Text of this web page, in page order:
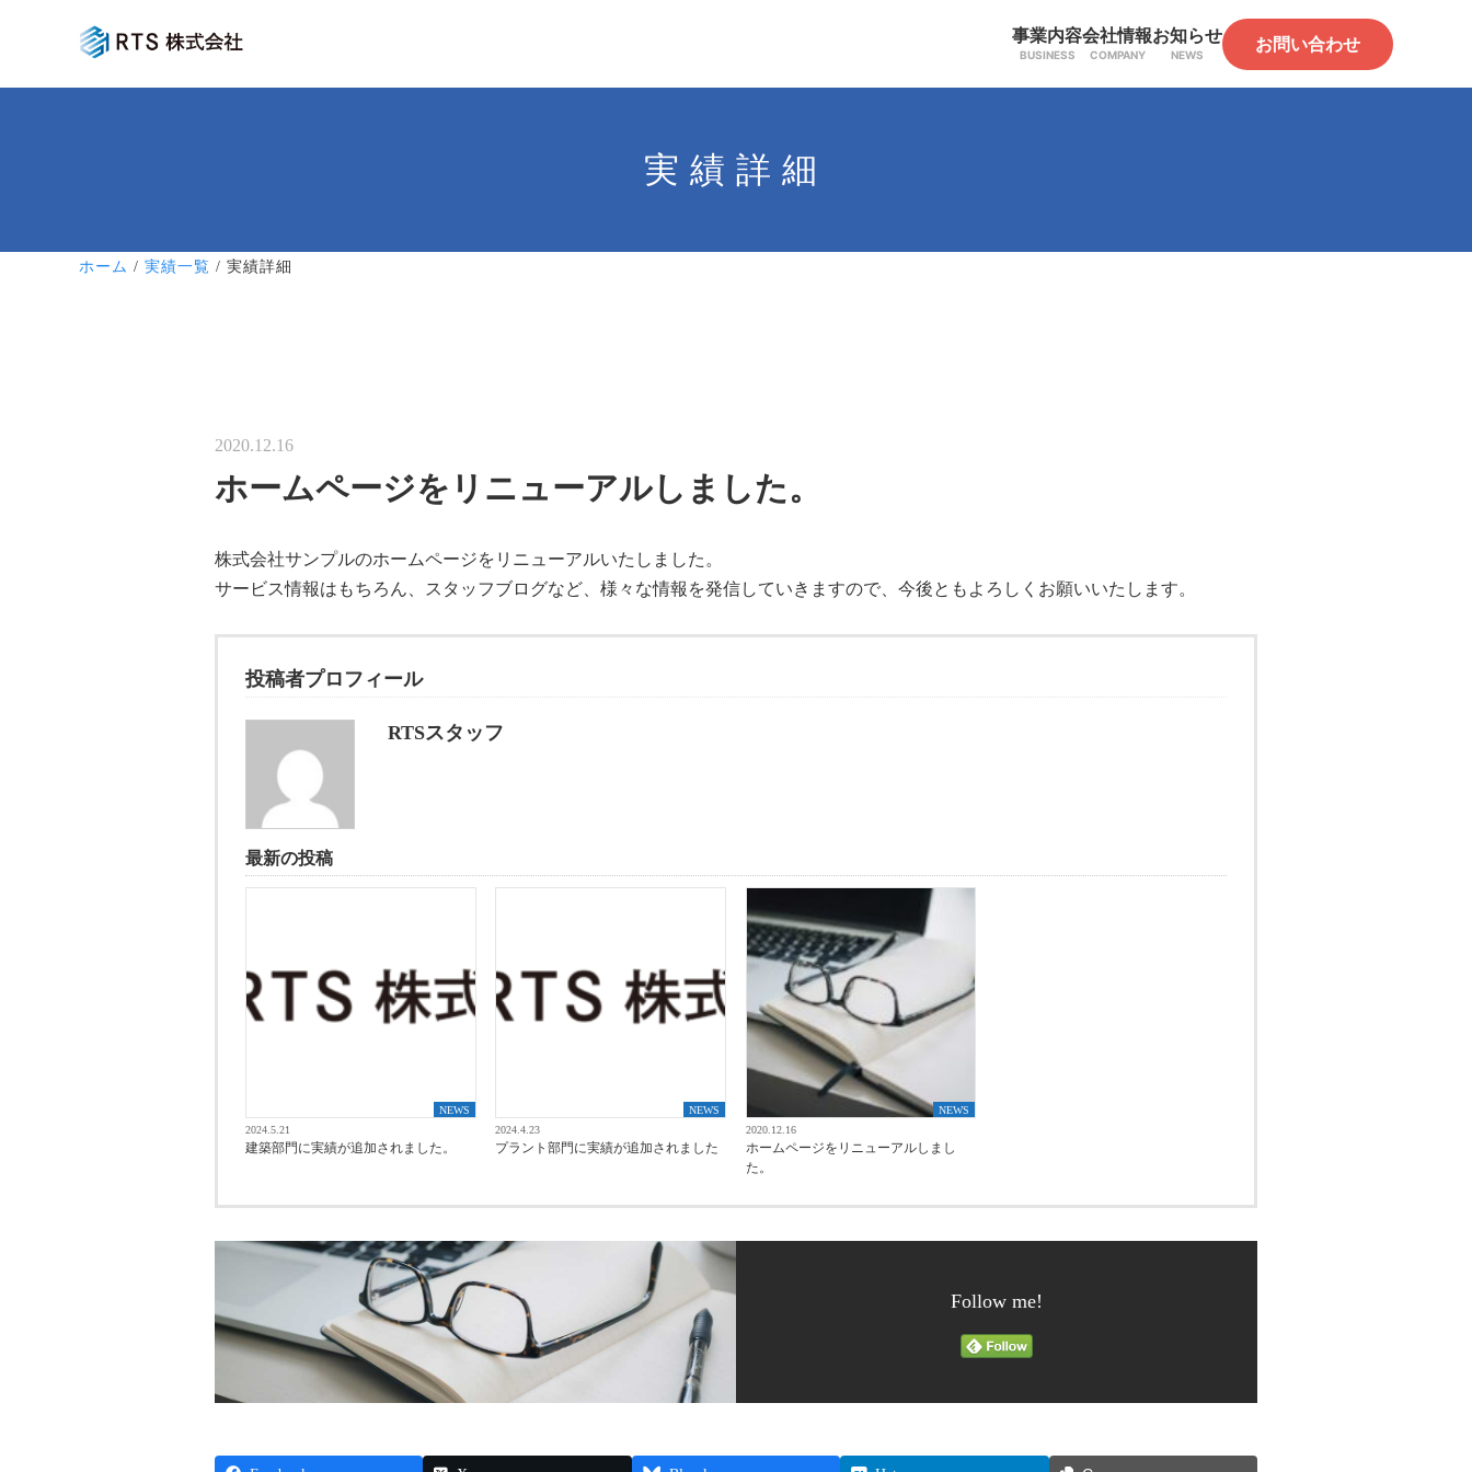
事業内容
BUSINESS
会社情報
COMPANY
お知らせ
NEWS お問い合わせ
実績詳細
ホーム / 実績一覧 / 実績詳細
2020.12.16
ホームページをリニューアルしました。
株式会社サンプルのホームページをリニューアルいたしました。
サービス情報はもちろん、スタッフブログなど、様々な情報を発信していきますので、今後ともよろしくお願いいたします。
投稿者プロフィール
RTSスタッフ
最新の投稿
NEWS
2024.5.21
建築部門に実績が追加されました。
NEWS
2024.4.23
プラント部門に実績が追加されました
NEWS
2020.12.16
ホームページをリニューアルしまし
た。
Follow me!